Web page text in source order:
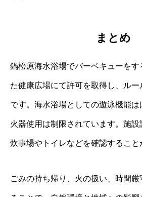
まとめ
鍋松原海水浴場でバーベキューを
た健康広場にて許可を取得し、ル
です。海水浴場としての遊泳機能は
火器使用は制限されています。施設
炊事場やトイレなどを確認すること
ごみの持ち帰り、火の扱い、時間